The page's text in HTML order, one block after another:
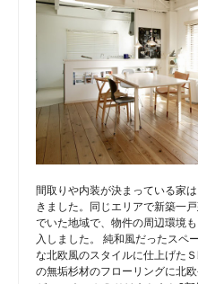
間取りや内装が決まっている家
きました。同じエリアで新築一
でいた地域で、物件の周辺環境
入しました。 純和風だったスペ
な北欧風のスタイルに仕上げた
の無垢杉材のフローリングに北